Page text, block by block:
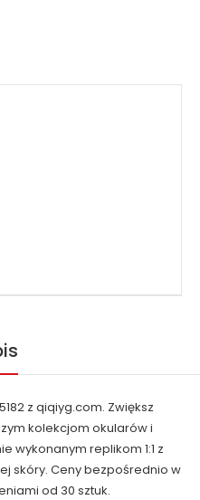
z qiqiyg.com. Zwiększ
kolekcjom okularów i
wykonanym replikom 1:1 z
skóry. Ceny bezpośrednio w
od 30 sztuk.